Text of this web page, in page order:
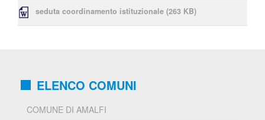
seduta coordinamento istituzionale (263 KB)
ELENCO COMUNI
COMUNE DI AMALFI